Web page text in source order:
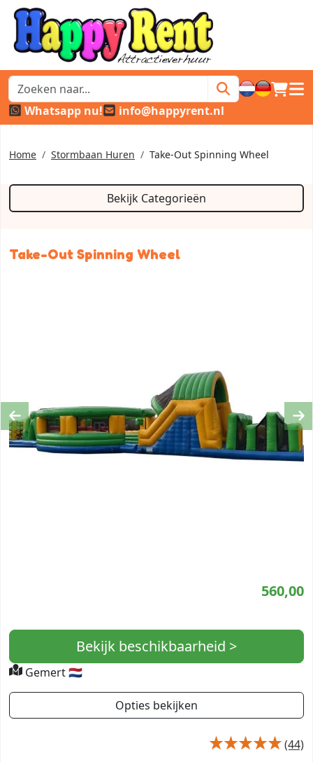
Whatsapp nu!
info@happyrent.nl
Home Stormbaan Huren Take-Out Spinning Wheel
Bekijk Categorieën
Take-Out Spinning Wheel
560,00
Bekijk beschikbaarheid >
Gemert 🇳🇱
Opties bekijken
(44)
Previous